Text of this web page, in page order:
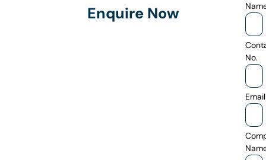
Enquire Now
No.
Email